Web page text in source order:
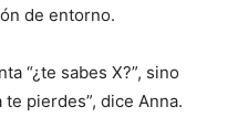
de entorno.
“¿te sabes X?”, sino
pierdes”, dice Anna.